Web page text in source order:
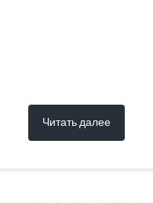
Читать далее